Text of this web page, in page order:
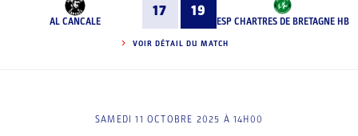
AL CANCALE
17 19
ESP CHARTRES DE BRETAGNE HB
VOIR DÉTAIL DU MATCH
SAMEDI 11 OCTOBRE 2025 À 14H00